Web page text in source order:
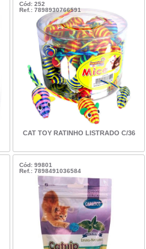
Cód: 252
Ref.: 7898930766591
CAT TOY RATINHO LISTRADO C/36
Cód: 99801
Ref.: 7898491036584